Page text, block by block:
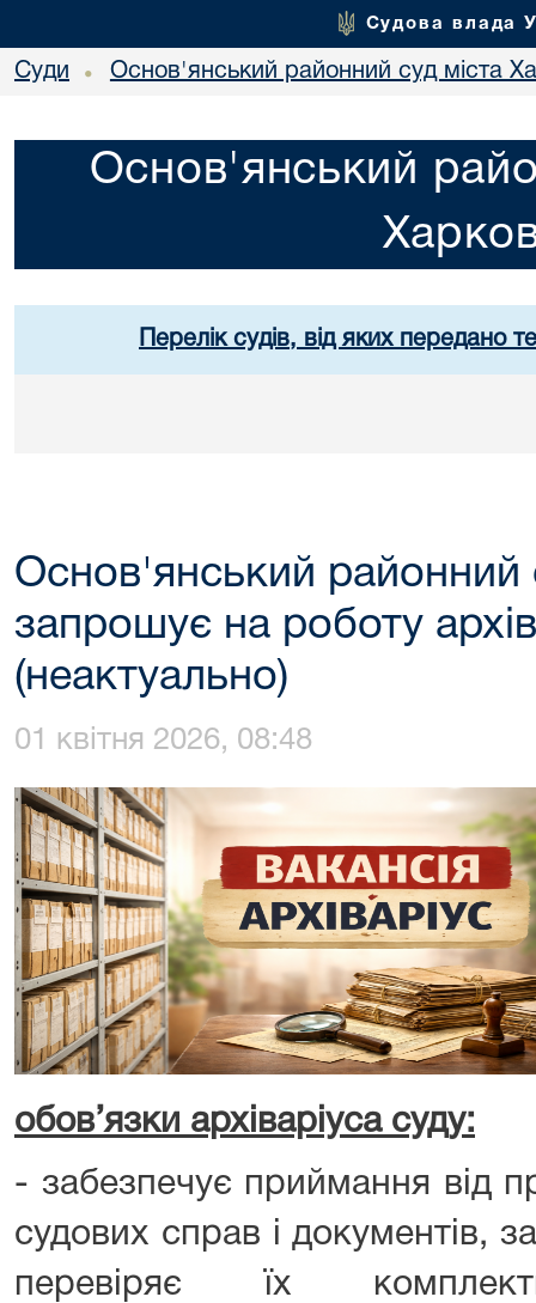
Судова влада
Суди • Основ'янський районний суд міста
Основ'янський
Перелік судів, від яких передано
Основ'янський районний
запрошує на роботу
(неактуально)
01 квітня 2026, 08:48
обов’язки архіваріуса суду:
- забезпечує приймання від
судових справ і документів,
перевіряє їх